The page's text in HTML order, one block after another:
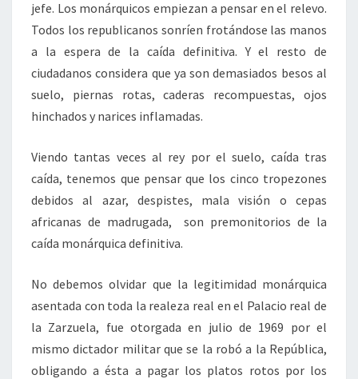
jefe. Los monárquicos empiezan a pensar en el relevo.
Todos los republicanos sonríen frotándose las manos
a la espera de la caída definitiva. Y el resto de
ciudadanos considera que ya son demasiados besos al
suelo, piernas rotas, caderas recompuestas, ojos
hinchados y narices inflamadas.
Viendo tantas veces al rey por el suelo, caída tras
caída, tenemos que pensar que los cinco tropezones
debidos al azar, despistes, mala visión o cepas
africanas de madrugada, son premonitorios de la
caída monárquica definitiva.
No debemos olvidar que la legitimidad monárquica
asentada con toda la realeza real en el Palacio real de
la Zarzuela, fue otorgada en julio de 1969 por el
mismo dictador militar que se la robó a la República,
obligando a ésta a pagar los platos rotos por los